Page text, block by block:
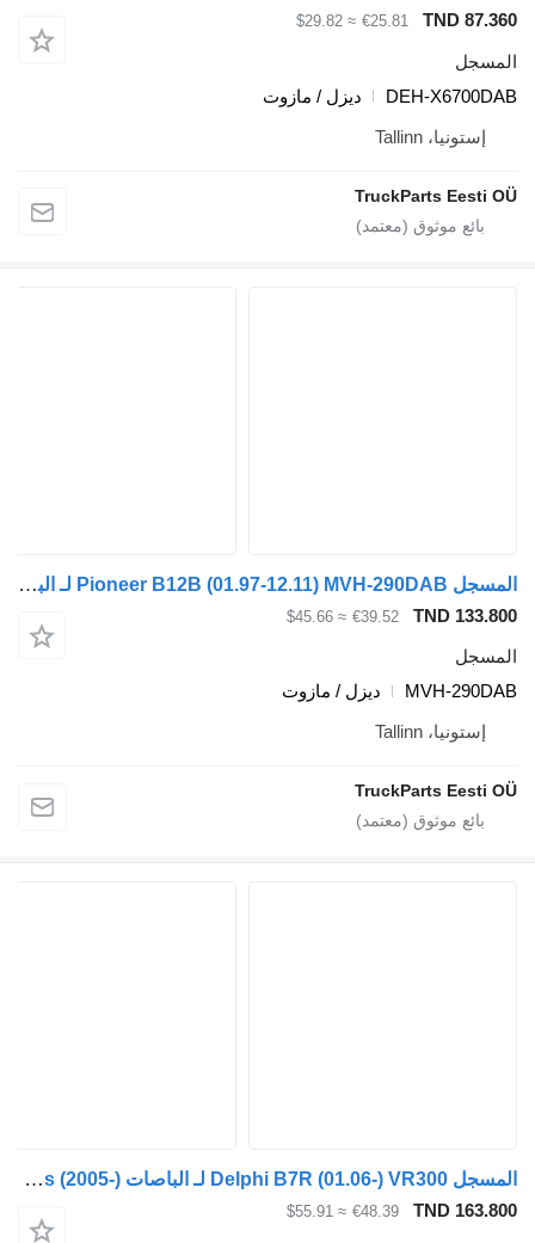
TND 87.360
€25.81
≈ $29.82
المسجل
DEH-X6700DAB
ديزل / مازوت
إستونيا، Tallinn
TruckParts Eesti OÜ
المسجل Pioneer B12B (01.97-12.11) MVH-290DAB لـ الباصات Volvo B6, B7, B9, B10, B12 bus (1978-2011)
TND 133.800
€39.52
≈ $45.66
المسجل
MVH-290DAB
ديزل / مازوت
إستونيا، Tallinn
TruckParts Eesti OÜ
المسجل Delphi B7R (01.06-) VR300 لـ الباصات Volvo B7, B8, B9, B12 bus (2005-)
TND 163.800
€48.39
≈ $55.91